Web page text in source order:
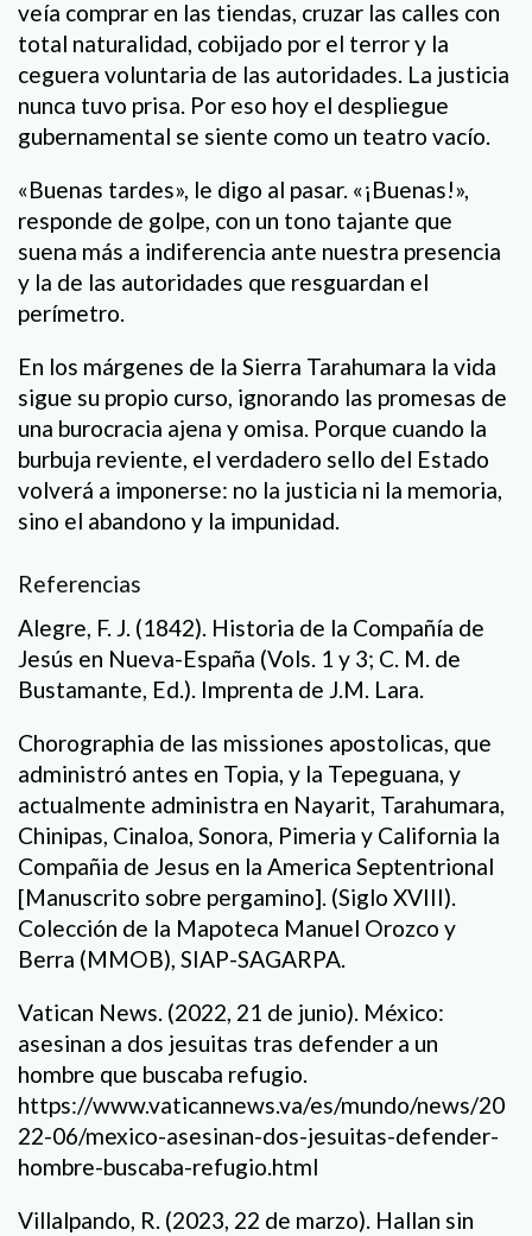
veía comprar en las tiendas, cruzar las calles con
total naturalidad, cobijado por el terror y la
ceguera voluntaria de las autoridades. La justicia
nunca tuvo prisa. Por eso hoy el despliegue
gubernamental se siente como un teatro vacío.
«Buenas tardes», le digo al pasar. «¡Buenas!»,
responde de golpe, con un tono tajante que
suena más a indiferencia ante nuestra presencia
y la de las autoridades que resguardan el
perímetro.
En los márgenes de la Sierra Tarahumara la vida
sigue su propio curso, ignorando las promesas de
una burocracia ajena y omisa. Porque cuando la
burbuja reviente, el verdadero sello del Estado
volverá a imponerse: no la justicia ni la memoria,
sino el abandono y la impunidad.
Referencias
Alegre, F. J. (1842). Historia de la Compañía de
Jesús en Nueva-España (Vols. 1 y 3; C. M. de
Bustamante, Ed.). Imprenta de J.M. Lara.
Chorographia de las missiones apostolicas, que
administró antes en Topia, y la Tepeguana, y
actualmente administra en Nayarit, Tarahumara,
Chinipas, Cinaloa, Sonora, Pimeria y California la
Compañia de Jesus en la America Septentrional
[Manuscrito sobre pergamino]. (Siglo XVIII).
Colección de la Mapoteca Manuel Orozco y
Berra (MMOB), SIAP-SAGARPA.
Vatican News. (2022, 21 de junio). México:
asesinan a dos jesuitas tras defender a un
hombre que buscaba refugio.
https://www.vaticannews.va/es/mundo/news/20
22-06/mexico-asesinan-dos-jesuitas-defender-
hombre-buscaba-refugio.html
Villalpando, R. (2023, 22 de marzo). Hallan sin